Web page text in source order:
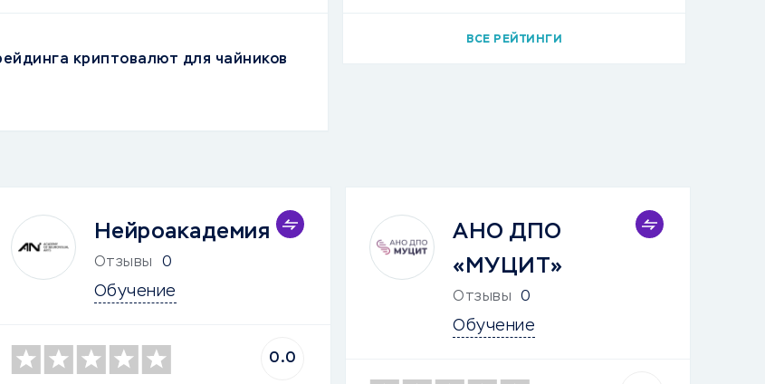
криптовалют для чайников
ВСЕ РЕЙТИНГИ
Нейроакадемия
Отзывы 0
Обучение
0.0
АНО ДПО
«МУЦИТ»
Отзывы 0
Обучение